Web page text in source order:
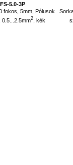
5.0-3P
fokos, 5mm, Pólusok
0.5...2.5mm2, kék